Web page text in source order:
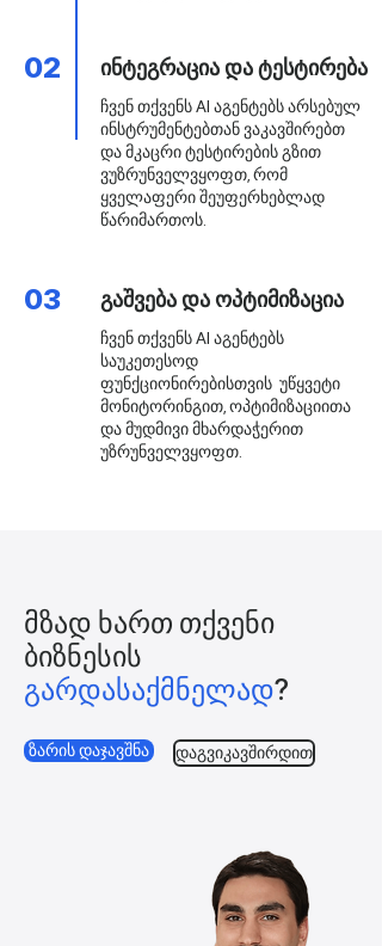
02 ინტეგრაცია და ტესტირება
ჩვენ თქვენს AI აგენტებს არსებულ
ინსტრუმენტებთან ვაკავშირებთ
და მკაცრი ტესტირების გზით
ვუზრუნველვყოფთ, რომ
ყველაფერი შეუფერხებლად
წარიმართოს.
03 გაშვება და ოპტიმიზაცია
ჩვენ თქვენს AI აგენტებს
საუკეთესოდ
ფუნქციონირებისთვის უწყვეტი
მონიტორინგით, ოპტიმიზაციითა
და მუდმივი მხარდაჭერით
უზრუნველვყოფთ.
მზად ხართ თქვენი
ბიზნესის
გარდასაქმნელად?
ზარის დაჯავშნა დაგვიკავშირდით